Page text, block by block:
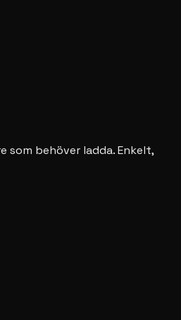
behöver ladda. Enkelt,